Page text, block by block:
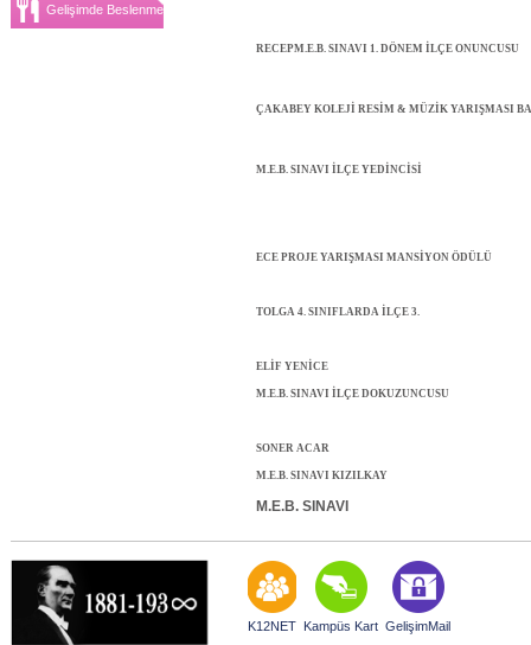
Gelişimde Beslenme
RECEPM.E.B. SINAVI 1. DÖNEM İLÇE ONUNCUSU
ÇAKABEY KOLEJİ RESİM & MÜZİK YARIŞMASI
M.E.B. SINAVI İLÇE YEDİNCİSİ
ECE PROJE YARIŞMASI MANSİYON ÖDÜLÜ
TOLGA 4. SINIFLARDA İLÇE 3.
ELİF YENİCE
M.E.B. SINAVI İLÇE DOKUZUNCUSU
SONER ACAR
M.E.B. SINAVI KIZILKAY
M.E.B. SINAVI
K12NET Kampüs Kart GelişimMail